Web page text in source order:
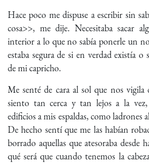
Hace poco me dispuse a escribir sin
cosa>>, me dije. Necesitaba sacar
interior a lo que no sabía ponerle un
estaba segura de si en verdad existía
de mi capricho.
Me senté de cara al sol que nos vigila
siento tan cerca y tan lejos a la
edificios a mis espaldas, como ladrones
De hecho sentí que me las habían
borrado aquellas que atesoraba desde
qué será que cuando tenemos la